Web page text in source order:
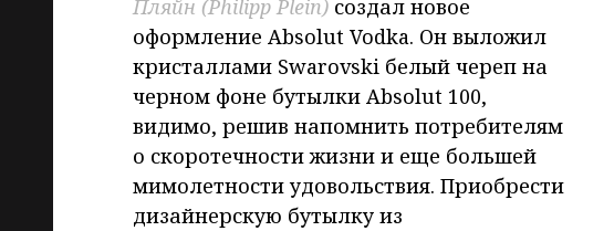
Пляйн (Philipp Plein) создал новое
оформление Absolut Vodka. Он выложил
кристаллами Swarovski белый череп на
черном фоне бутылки Absolut 100,
видимо, решив напомнить потребителям
о скоротечности жизни и еще большей
мимолетности удовольствия. Приобрести
дизайнерскую бутылку из